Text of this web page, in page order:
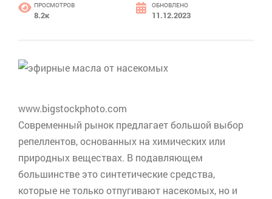
ПРОСМОТРОВ
8.2к
ОБНОВЛЕНО
11.12.2023
www.bigstockphoto.com
Современный рынок предлагает большой выбор
репеллентов, основанных на химических или
природных веществах. В подавляющем
большинстве это синтетические средства,
которые не только отпугивают насекомых, но и